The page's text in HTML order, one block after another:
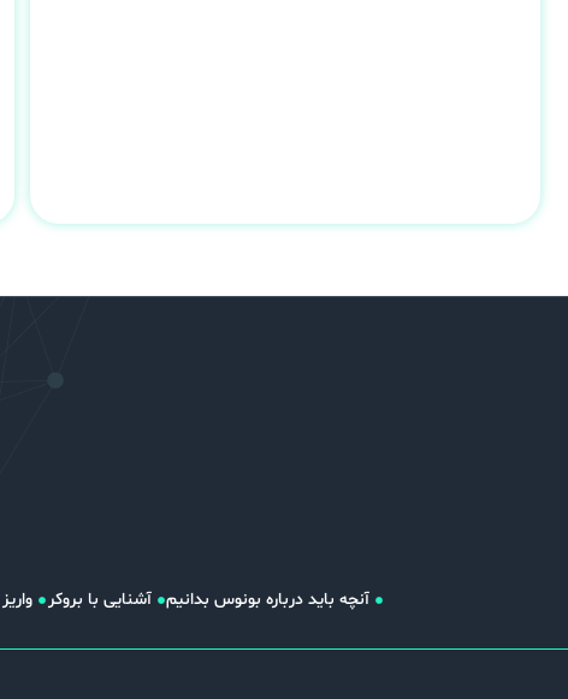
آنچه باید درباره بونوس بدانیم آشنایی با بروکر